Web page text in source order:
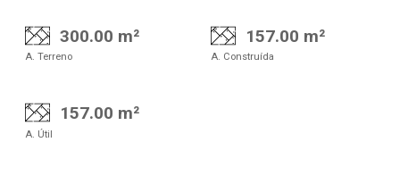
300.00 m²
A. Terreno
157.00 m²
A. Construída
157.00 m²
A. Útil